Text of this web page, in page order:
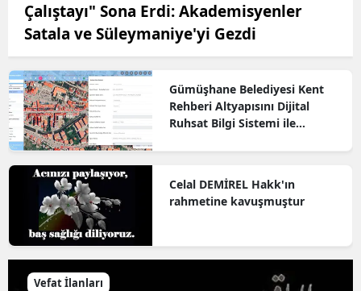
Çalıştayı" Sona Erdi: Akademisyenler
Satala ve Süleymaniye'yi Gezdi
Gümüşhane Belediyesi Kent
Rehberi Altyapısını Dijital
Ruhsat Bilgi Sistemi ile
Celal DEMİREL Hakk'ın
rahmetine kavuşmuştur
Vefat İlanları